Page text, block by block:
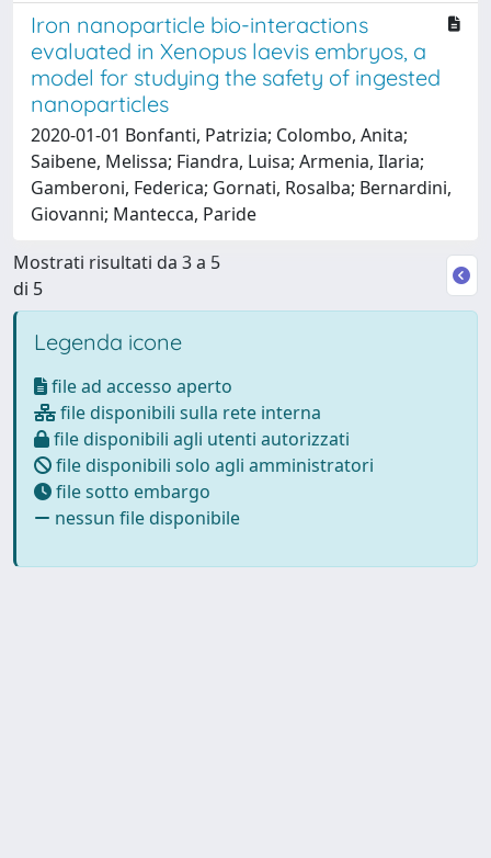
Iron nanoparticle bio-interactions
evaluated in Xenopus laevis embryos, a
model for studying the safety of ingested
nanoparticles
2020-01-01 Bonfanti, Patrizia; Colombo, Anita;
Saibene, Melissa; Fiandra, Luisa; Armenia, Ilaria;
Gamberoni, Federica; Gornati, Rosalba; Bernardini,
Giovanni; Mantecca, Paride
Mostrati risultati da 3 a 5
di 5
Legenda icone
file ad accesso aperto
file disponibili sulla rete interna
file disponibili agli utenti autorizzati
file disponibili solo agli amministratori
file sotto embargo
nessun file disponibile